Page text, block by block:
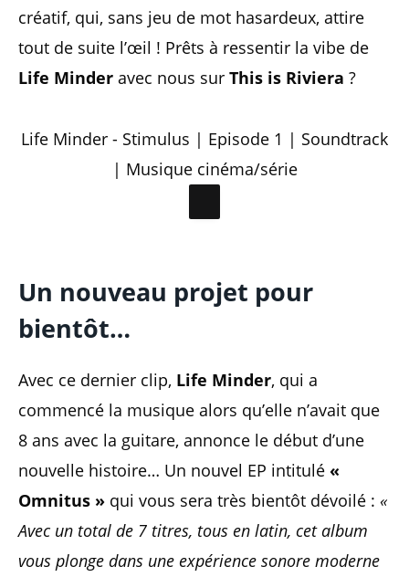
créatif, qui, sans jeu de mot hasardeux, attire
tout de suite l’œil ! Prêts à ressentir la vibe de
Life Minder avec nous sur This is Riviera ?
Life Minder - Stimulus | Episode 1 | Soundtrack
| Musique cinéma/série
Un nouveau projet pour
bientôt…
Avec ce dernier clip, Life Minder, qui a
commencé la musique alors qu’elle n’avait que
8 ans avec la guitare, annonce le début d’une
nouvelle histoire… Un nouvel EP intitulé «
Omnitus » qui vous sera très bientôt dévoilé : «
Avec un total de 7 titres, tous en latin, cet album
vous plonge dans une expérience sonore moderne